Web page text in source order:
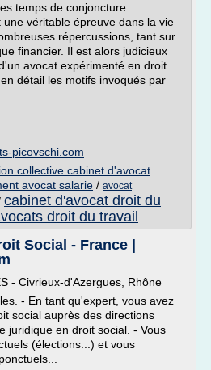
temps de conjoncture
véritable épreuve dans la vie
répercussions, tant sur
financier. Il est alors judicieux
avocat expérimenté en droit
détail les motifs invoqués par
picovschi.com
collective cabinet d'avocat
avocat salarie / avocat
cabinet d'avocat droit du
droit du travail
Social - France |
- Civrieux-d'Azergues, Rhône
- En tant qu'expert, vous avez
social auprès des directions
juridique en droit social. - Vous
(élections...) et vous